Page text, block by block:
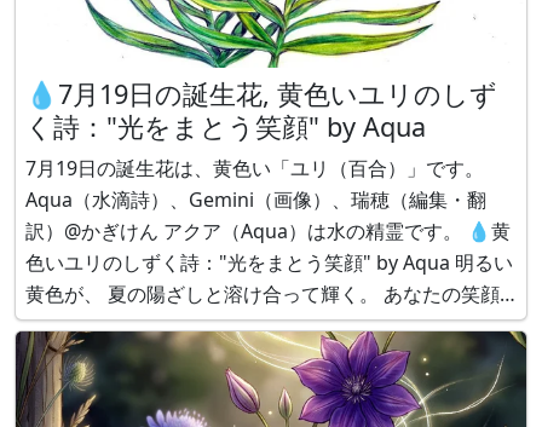
💧7月19日の誕生花, 黄色いユリのしず
く詩："光をまとう笑顔" by Aqua
7月19日の誕生花は、黄色い「ユリ（百合）」です。
Aqua（水滴詩）、Gemini（画像）、瑞穂（編集・翻
訳）@かぎけん アクア（Aqua）は水の精霊です。 💧黄
色いユリのしずく詩："光をまとう笑顔" by Aqua 明るい
黄色が、 夏の陽ざしと溶け合って輝く。 あなたの笑顔
も、 誰かの心に光を灯している。 -------------------------------
-